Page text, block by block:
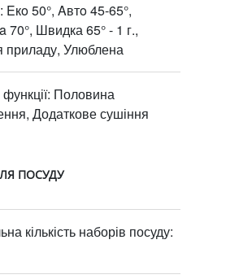
50°, Aвтo 45-65°,
70°, Швидка 65° - 1 г.,
Улюблена
функції: Половина
Додаткове сушіння
ПОСУДУ
кількість наборів посуду: